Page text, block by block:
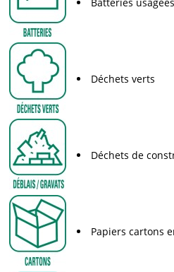
Batteries usagées
Déchets verts
Déchets de
Papiers cartons